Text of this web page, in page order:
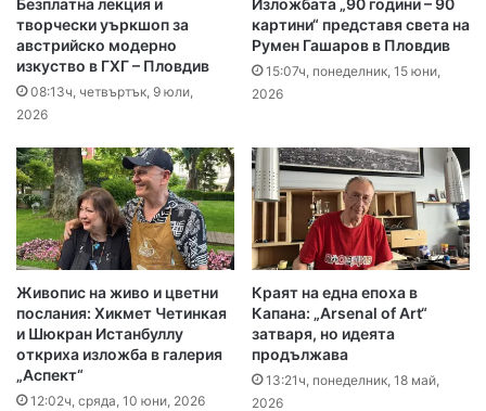
Безплатна лекция и
творчески уъркшоп за
австрийско модерно
изкуство в ГХГ – Пловдив
08:13ч, четвъртък, 9 юли,
2026
Изложбата „90 години – 90
картини“ представя света на
Румен Гашаров в Пловдив
15:07ч, понеделник, 15 юни,
2026
Живопис на живо и цветни
послания: Хикмет Четинкая
и Шюкран Истанбуллу
откриха изложба в галерия
„Аспект“
12:02ч, сряда, 10 юни, 2026
Краят на една епоха в
Капана: „Arsenal of Art“
затваря, но идеята
продължава
13:21ч, понеделник, 18 май,
2026